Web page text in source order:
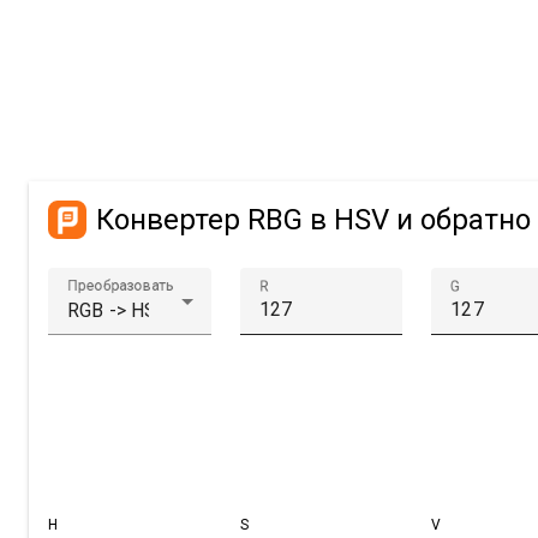
Конвертер RBG в HSV и обратно
Преобразовать R G
H S V